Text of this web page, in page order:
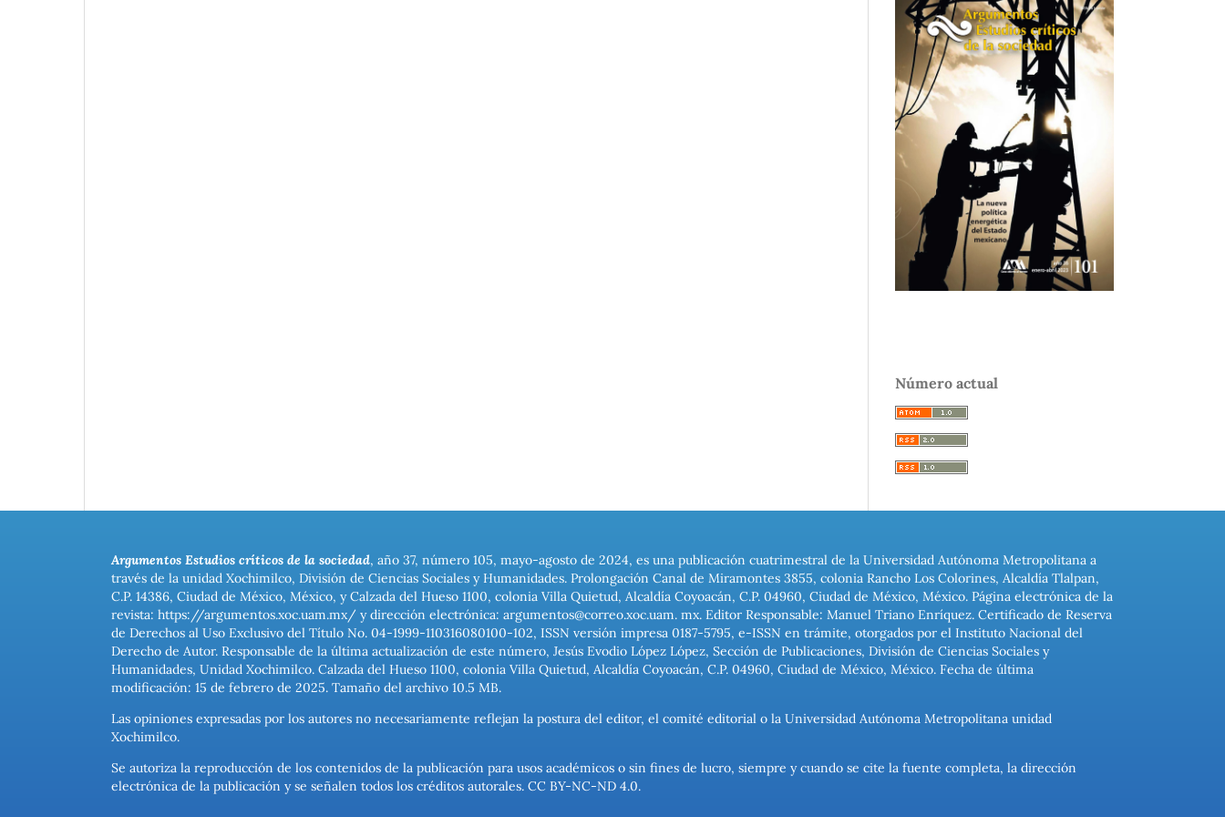
Número actual
Argumentos Estudios críticos de la sociedad, año 37, número 105, mayo-agosto de 2024, es una publicación cuatrimestral de la Universidad Autónoma Metropolitana a
través de la unidad Xochimilco, División de Ciencias Sociales y Humanidades. Prolongación Canal de Miramontes 3855, colonia Rancho Los Colorines, Alcaldía Tlalpan,
C.P. 14386, Ciudad de México, México, y Calzada del Hueso 1100, colonia Villa Quietud, Alcaldía Coyoacán, C.P. 04960, Ciudad de México, México. Página electrónica de la
revista: https://argumentos.xoc.uam.mx/ y dirección electrónica: argumentos@correo.xoc.uam. mx. Editor Responsable: Manuel Triano Enríquez. Certificado de Reserva
de Derechos al Uso Exclusivo del Título No. 04-1999-110316080100-102, ISSN versión impresa 0187-5795, e-ISSN en trámite, otorgados por el Instituto Nacional del
Derecho de Autor. Responsable de la última actualización de este número, Jesús Evodio López López, Sección de Publicaciones, División de Ciencias Sociales y
Humanidades, Unidad Xochimilco. Calzada del Hueso 1100, colonia Villa Quietud, Alcaldía Coyoacán, C.P. 04960, Ciudad de México, México. Fecha de última
modificación: 15 de febrero de 2025. Tamaño del archivo 10.5 MB.
Las opiniones expresadas por los autores no necesariamente reflejan la postura del editor, el comité editorial o la Universidad Autónoma Metropolitana unidad
Xochimilco.
Se autoriza la reproducción de los contenidos de la publicación para usos académicos o sin fines de lucro, siempre y cuando se cite la fuente completa, la dirección
electrónica de la publicación y se señalen todos los créditos autorales. CC BY-NC-ND 4.0.